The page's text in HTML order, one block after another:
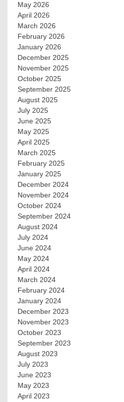
May 2026
April 2026
March 2026
February 2026
January 2026
December 2025
November 2025
October 2025
September 2025
August 2025
July 2025
June 2025
May 2025
April 2025
March 2025
February 2025
January 2025
December 2024
November 2024
October 2024
September 2024
August 2024
July 2024
June 2024
May 2024
April 2024
March 2024
February 2024
January 2024
December 2023
November 2023
October 2023
September 2023
August 2023
July 2023
June 2023
May 2023
April 2023